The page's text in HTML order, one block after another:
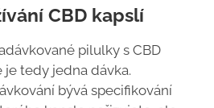
CBD kapslí
pilulky s CBD
tedy jedna dávka.
bývá specifikování